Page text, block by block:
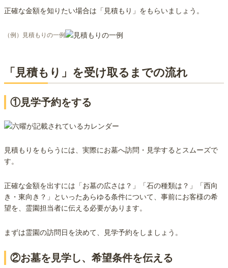
正確な金額を知りたい場合は「見積もり」をもらいましょう。
（例）見積もりの一例
「見積もり」を受け取るまでの流れ
①見学予約をする
見積もりをもらうには、実際にお墓へ訪問・見学するとスムーズで
す。
正確な金額を出すには「お墓の広さは？」「石の種類は？」「西向
き・東向き？」といったあらゆる条件について、事前にお客様の希
望を、霊園担当者に伝える必要があります。
まずは霊園の訪問日を決めて、見学予約をしましょう。
②お墓を見学し、希望条件を伝える